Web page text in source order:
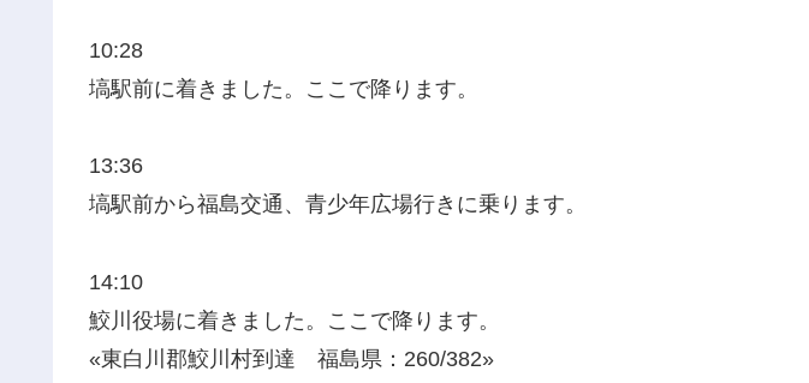
10:28
塙駅前に着きました。ここで降ります。
13:36
塙駅前から福島交通、青少年広場行きに乗ります。
14:10
鮫川役場に着きました。ここで降ります。
«東白川郡鮫川村到達 福島県：260/382»